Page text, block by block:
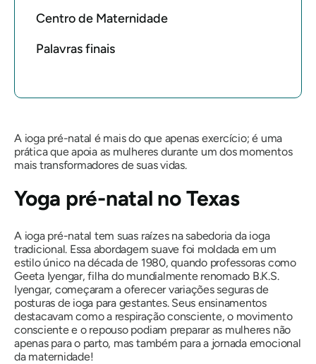
Centro de Maternidade
Palavras finais
A ioga pré-natal é mais do que apenas exercício; é uma
prática que apoia as mulheres durante um dos momentos
mais transformadores de suas vidas.
Yoga pré-natal no Texas
A ioga pré-natal tem suas raízes na sabedoria da ioga
tradicional. Essa abordagem suave foi moldada em um
estilo único na década de 1980, quando professoras como
Geeta Iyengar, filha do mundialmente renomado B.K.S.
Iyengar, começaram a oferecer variações seguras de
posturas de ioga para gestantes. Seus ensinamentos
destacavam como a respiração consciente, o movimento
consciente e o repouso podiam preparar as mulheres não
apenas para o parto, mas também para a jornada emocional
da maternidade!